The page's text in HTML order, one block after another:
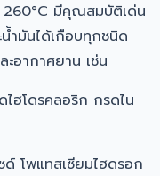
มีคุณสมบัติเด่น
ำมันได้เกือบทุกชนิด
ะอากาศยาน เช่น
ฮโดรคลอริก กรดไน
ด์ โพแทสเซียมไฮดรอก